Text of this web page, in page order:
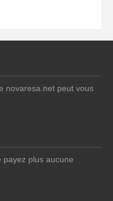
novaresa.net peut vous
payez plus aucune